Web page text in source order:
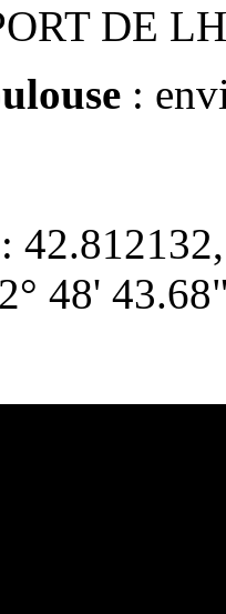
DE
:
48'